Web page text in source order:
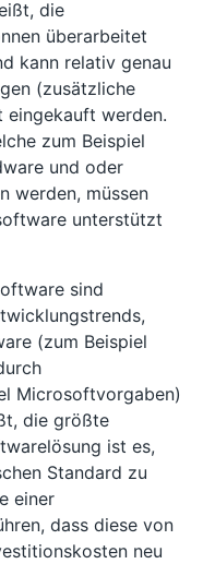
die
überarbeitet
kann relativ genau
(zusätzliche
eingekauft werden.
zum Beispiel
und oder
werden, müssen
unterstützt
sind
(zum Beispiel
Microsoftvorgaben)
die größte
ist es,
Standard zu
einer
dass diese von
neu